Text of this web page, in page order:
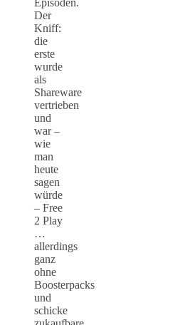
Der
Kniff:
die
erste
wurde
als
Shareware
vertrieben
und
war –
wie
man
heute
sagen
würde
– Free
2 Play
…
allerdings
ganz
ohne
Boosterpacks
und
schicke